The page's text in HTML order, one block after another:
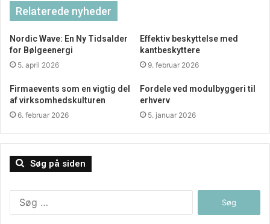
Fleksibilitet i design og materiale
CNC drejning er kendt for sin alsidighed, både når det
kommer til design og materialevalg. Computerstyringen
gør det muligt at skabe komplekse former og strukturer,
som ellers ville være vanskelige eller umulige at opnå
manuelt. Desuden kan CNC drejemaskiner arbejde med et
Relaterede nyheder
Nordic Wave: En Ny Tidsalder
for Bølgeenergi
5. april 2026
Effektiv beskyttelse med
kantbeskyttere
9. februar 2026
Firmaevents som en vigtig del
af virksomhedskulturen
6. februar 2026
Fordele ved modulbyggeri til
erhverv
5. januar 2026
Søg på siden